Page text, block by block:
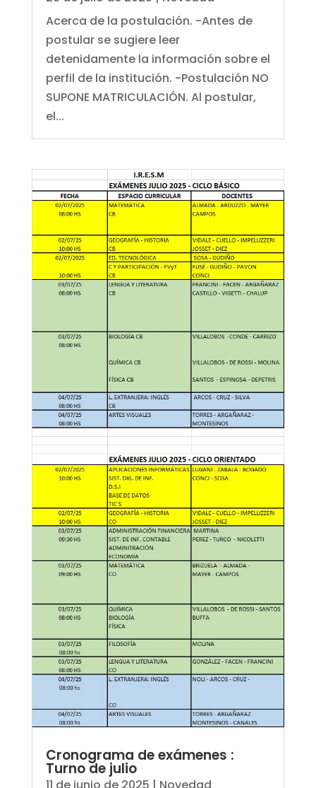
Acerca de la postulación. -Antes de
postular se sugiere leer
detenidamente la información sobre el
perfil de la institución. -Postulación NO
SUPONE MATRICULACIÓN. Al postular,
el...
Cronograma de exámenes :
Turno de julio